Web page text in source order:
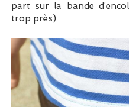
part sur la bande
trop près)